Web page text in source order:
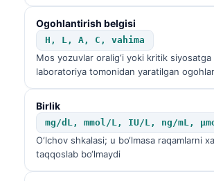
Ogohlantirish belgisi
H, L, A, C, vahima
Mos yozuvlar oralig‘i yoki kritik siyosatga
laboratoriya tomonidan yaratilgan
Birlik
mg/dL, mmol/L, IU/L, ng/mL,
O‘lchov shkalasi; u bo‘lmasa raqamlarni
taqqoslab bo‘lmaydi